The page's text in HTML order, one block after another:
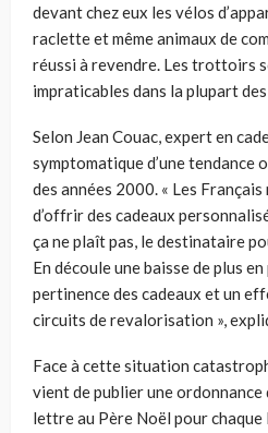
devant chez eux les vélos
raclette et même animaux de
réussi à revendre. Les trottoirs
impraticables dans la plupart
Selon Jean Couac, expert en
symptomatique d’une tendance
des années 2000. « Les
d’offrir des cadeaux
ça ne plaît pas, le destinataire
En découle une baisse de plus
pertinence des cadeaux et un
circuits de revalorisation »,
Face à cette situation
vient de publier une
lettre au Père Noël pour chaque